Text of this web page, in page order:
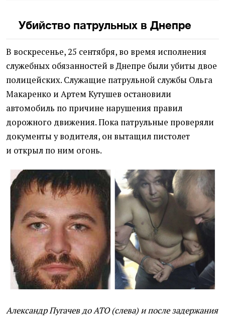
Убийство патрульных в Днепре
В воскресенье, 25 сентября, во время исполнения
служебных обязанностей в Днепре были убиты двое
полицейских. Служащие патрульной службы Ольга
Макаренко и Артем Кутушев остановили
автомобиль по причине нарушения правил
дорожного движения. Пока патрульные проверяли
документы у водителя, он вытащил пистолет
и открыл по ним огонь.
Александр Пугачев до АТО (слева) и после задержания